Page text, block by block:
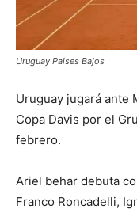
Uruguay Paises Bajos
Uruguay jugará ante
Copa Davis por el
febrero.
Ariel behar debuta
Franco Roncadelli,